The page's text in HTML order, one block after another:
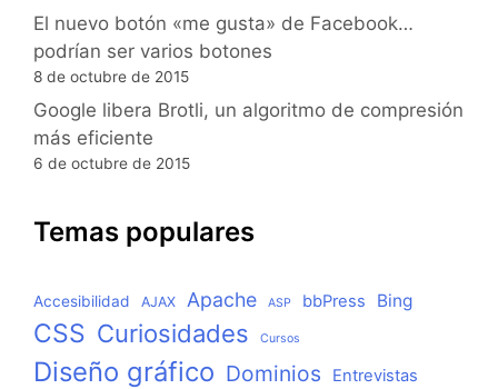
El nuevo botón «me gusta» de Facebook…
podrían ser varios botones
8 de octubre de 2015
Google libera Brotli, un algoritmo de compresión
más eficiente
6 de octubre de 2015
Temas populares
Accesibilidad AJAX Apache ASP bbPress Bing
CSS Curiosidades Cursos
Diseño gráfico Dominios Entrevistas